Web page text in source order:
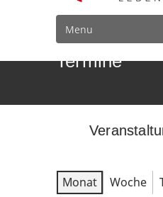
Termine
Monat
Woche